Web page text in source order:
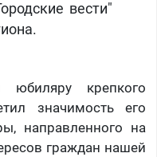
вести"
крепкого
значимость его
направленного на
граждан нашей